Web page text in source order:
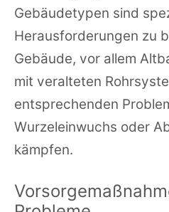
Gebäudetypen sind
Herausforderungen zu
Gebäude, vor allem
mit veralteten
entsprechenden
Wurzeleinwuchs oder
kämpfen.